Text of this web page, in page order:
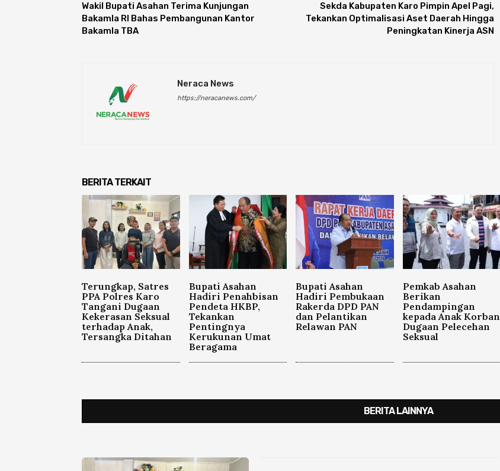
Wakil Bupati Asahan Terima Kunjungan
Bakamla RI Bahas Pembangunan Kantor
Bakamla TBA
Sekda Kabupaten Karo Pimpin Apel Pagi,
Tekankan Optimalisasi Aset Daerah Hingga
Peningkatan Kinerja ASN
Neraca News
https://neracanews.com/
BERITA TERKAIT
Terungkap, Satres
PPA Polres Karo
Tangani Dugaan
Kekerasan Seksual
terhadap Anak,
Tersangka Ditahan
Bupati Asahan
Hadiri Penahbisan
Pendeta HKBP,
Tekankan
Pentingnya
Kerukunan Umat
Beragama
Bupati Asahan
Hadiri Pembukaan
Rakerda DPD PAN
dan Pelantikan
Relawan PAN
Pemkab Asahan
Berikan
Pendampingan
kepada Anak Korban
Dugaan Pelecehan
Seksual
BERITA LAINNYA